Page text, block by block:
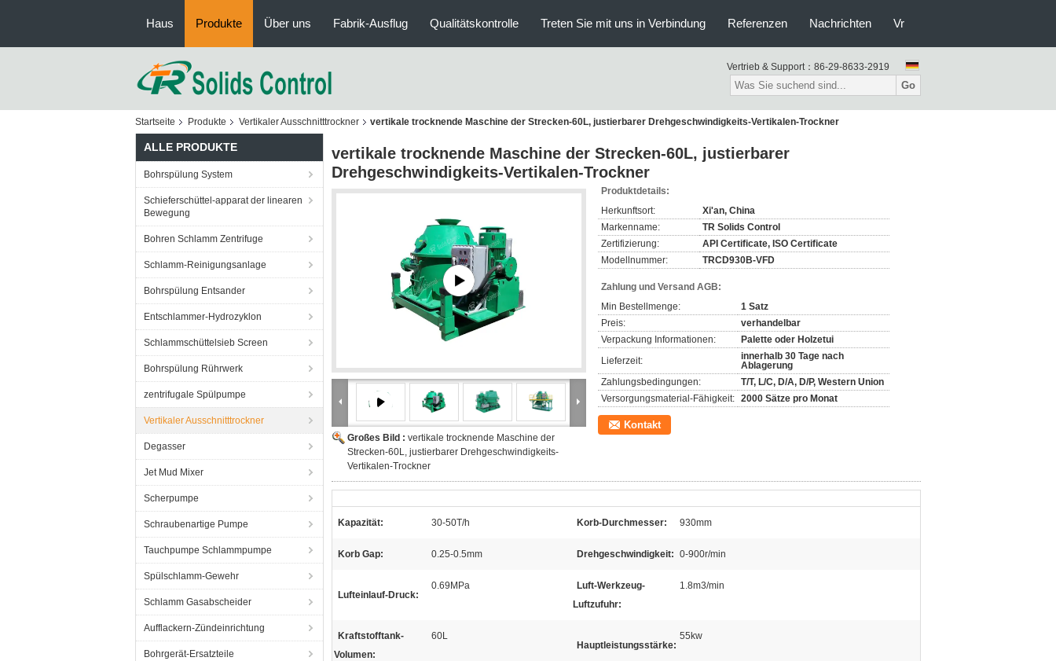
Haus Produkte Über uns Fabrik-Ausflug Qualitätskontrolle Treten Sie mit uns in Verbindung Referenzen Nachrichten Vr
Vertrieb & Support： 86-29-8633-2919
Go
Startseite Produkte Vertikaler Ausschnitttrockner vertikale trocknende Maschine der Strecken-60L, justierbarer Drehgeschwindigkeits-Vertikalen-Trockner
ALLE PRODUKTE
Bohrspülung System
Schieferschüttel-apparat der linearen
Bewegung
Bohren Schlamm Zentrifuge
Schlamm-Reinigungsanlage
Bohrspülung Entsander
Entschlammer-Hydrozyklon
Schlammschüttelsieb Screen
Bohrspülung Rührwerk
zentrifugale Spülpumpe
Vertikaler Ausschnitttrockner
Degasser
Jet Mud Mixer
Scherpumpe
Schraubenartige Pumpe
Tauchpumpe Schlammpumpe
Spülschlamm-Gewehr
Schlamm Gasabscheider
Aufflackern-Zündeinrichtung
Bohrgerät-Ersatzteile
vertikale trocknende Maschine der Strecken-60L, justierbarer
Drehgeschwindigkeits-Vertikalen-Trockner
Großes Bild : vertikale trocknende Maschine der
Strecken-60L, justierbarer Drehgeschwindigkeits-
Vertikalen-Trockner
Produktdetails:
Herkunftsort:
Xi'an, China
Markenname:
TR Solids Control
Zertifizierung:
API Certificate, ISO Certificate
Modellnummer:
TRCD930B-VFD
Zahlung und Versand AGB:
Min Bestellmenge:
1 Satz
Preis:
verhandelbar
Verpackung Informationen:
Palette oder Holzetui
Lieferzeit:
innerhalb 30 Tage nach
Ablagerung
Zahlungsbedingungen:
T/T, L/C, D/A, D/P, Western Union
Versorgungsmaterial-Fähigkeit: 2000 Sätze pro Monat
Kontakt
Kapazität: 30-50T/h Korb-Durchmesser: 930mm
Korb Gap: 0.25-0.5mm Drehgeschwindigkeit: 0-900r/min
Lufteinlauf-Druck:
0.69MPa
Luft-Werkzeug-
Luftzufuhr:
1.8m3/min
Kraftstofftank-
Volumen:
60L
Hauptleistungsstärke:
55kw